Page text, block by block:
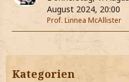
August 2024, 20:00
Prof. Linnea McAllister
Kategorien